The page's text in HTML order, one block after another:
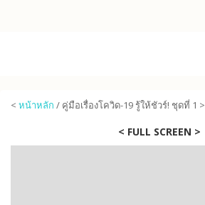
< หน้าหลัก / คู่มือเรื่องโควิด-19 รู้ให้ชัวร์! ชุดที่ 1 >
< FULL SCREEN >